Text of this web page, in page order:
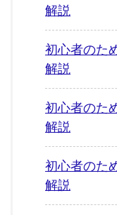
解説
初心者のた
解説
初心者のた
解説
初心者のた
解説